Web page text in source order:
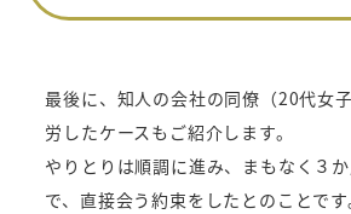
最後に、知人の会社の同僚（20代女
労したケースもご紹介します。
やりとりは順調に進み、まもなく３
で、直接会う約束をしたとのことです